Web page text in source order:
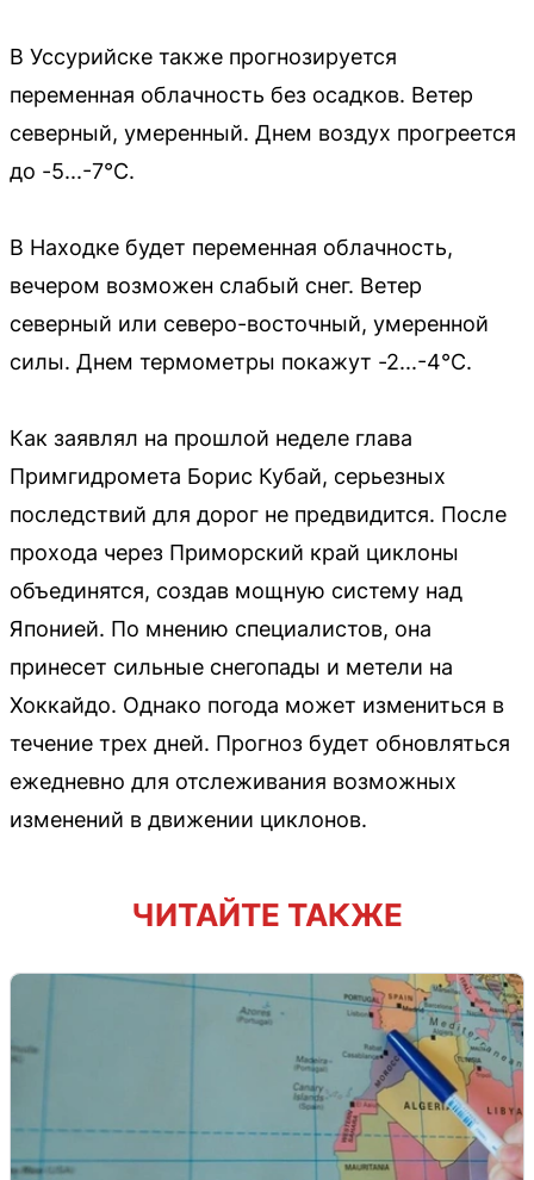
В Уссурийске также прогнозируется
переменная облачность без осадков. Ветер
северный, умеренный. Днем воздух прогреется
до -5...-7°C.
В Находке будет переменная облачность,
вечером возможен слабый снег. Ветер
северный или северо-восточный, умеренной
силы. Днем термометры покажут -2...-4°C.
Как заявлял на прошлой неделе глава
Примгидромета Борис Кубай, серьезных
последствий для дорог не предвидится. После
прохода через Приморский край циклоны
объединятся, создав мощную систему над
Японией. По мнению специалистов, она
принесет сильные снегопады и метели на
Хоккайдо. Однако погода может измениться в
течение трех дней. Прогноз будет обновляться
ежедневно для отслеживания возможных
изменений в движении циклонов.
ЧИТАЙТЕ ТАКЖЕ